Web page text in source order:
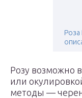
Розу возможно
или
методы —